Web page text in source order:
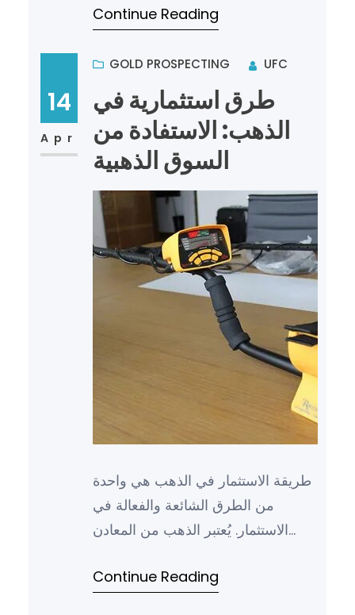
أموالهم في م…
Continue Reading
14
Apr
GOLD PROSPECTING UFC
طرق استثمارية في
الذهب: الاستفادة من
السوق الذهبية
طريقة الاستثمار في الذهب هي واحدة
من الطرق الشائعة والفعالة في
الاستثمار. يُعتبر الذهب من المعادن
Continue Reading